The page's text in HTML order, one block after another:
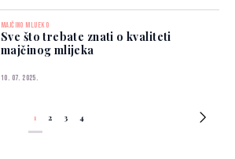
MAJČINO MLIJEKO
Sve što trebate znati o kvaliteti
majčinog mlijeka
10. 07. 2025.
1 2 3 4